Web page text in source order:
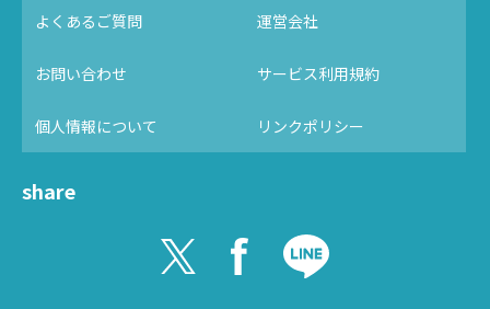
よくあるご質問 運営会社
お問い合わせ サービス利用規約
個人情報について リンクポリシー
share